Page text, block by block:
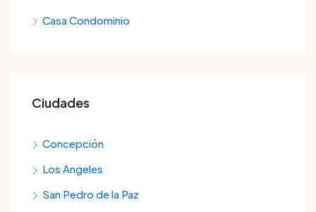
Casa Condominio
Ciudades
Concepción
Los Angeles
San Pedro de la Paz